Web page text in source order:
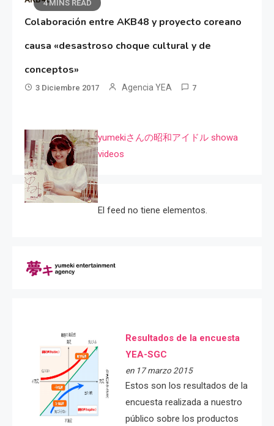
4 MINS READ
Colaboración entre AKB48 y proyecto coreano
causa «desastroso choque cultural y de
conceptos»
3 Diciembre 2017 Agencia YEA 7
yumekiさんの昭和アイドル showa
videos
El feed no tiene elementos.
Resultados de la encuesta
YEA-SGC
en 17 marzo 2015
Estos son los resultados de la
encuesta realizada a nuestro
público sobre los productos